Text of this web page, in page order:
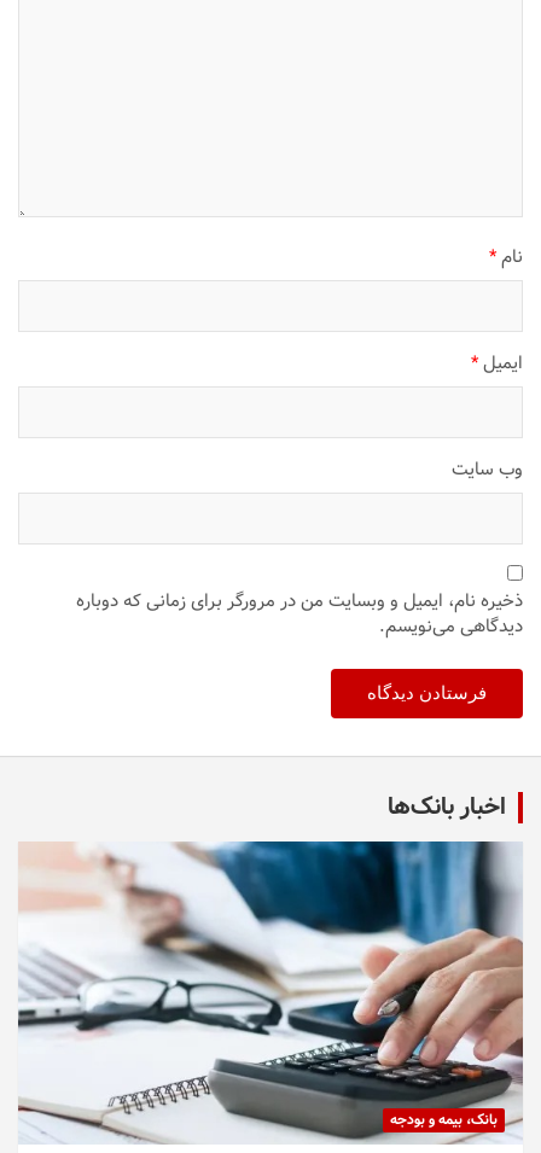
نام*
ایمیل*
وب‌ سایت
ذخیره نام، ایمیل و وبسایت من در مرورگر برای زمانی که دوباره
دیدگاهی می‌نویسم.
اخبار بانک‌ها
بانک، بیمه و بودجه